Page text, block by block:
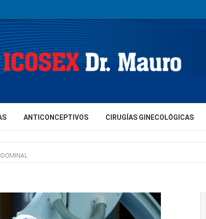
ANTICONCEPTIVOS CIRUGÍAS GINECOLÓGICAS